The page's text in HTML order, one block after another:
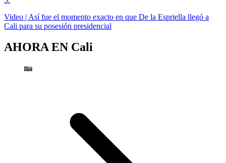
Video | Así fue el momento exacto en que De la Espriella llegó a
Cali para su posesión presidencial
AHORA EN Cali